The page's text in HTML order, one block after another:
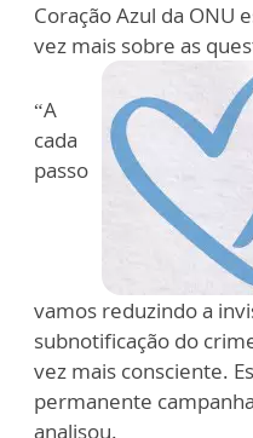
Coração Azul da ONU
vez mais sobre as
“A
cada
passo
vamos reduzindo a
subnotificação do
vez mais consciente.
permanente
analisou.